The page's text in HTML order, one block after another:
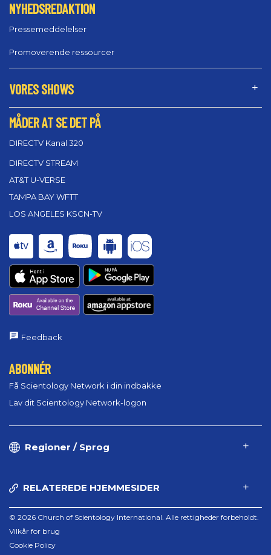
NYHEDSREDAKTION
Pressemeddelelser
Promoverende ressourcer
VORES SHOWS
MÅDER AT SE DET PÅ
DIRECTV Kanal 320
DIRECTV STREAM
AT&T U-VERSE
TAMPA BAY WFTT
LOS ANGELES KSCN-TV
Feedback
ABONNÉR
Få Scientology Network i din indbakke
Lav dit Scientology Network-logon
Regioner / Sprog
RELATEREDE HJEMMESIDER
© 2026 Church of Scientology International. Alle rettigheder forbeholdt.
Vilkår for brug
Cookie Policy